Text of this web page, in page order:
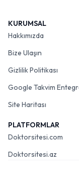
KURUMSAL
Hakkımızda
Bize Ulaşın
Gizlilik Politikası
Google Takvim
Site Haritası
PLATFORMLAR
Doktorsitesi.com
Doktorsitesi.az